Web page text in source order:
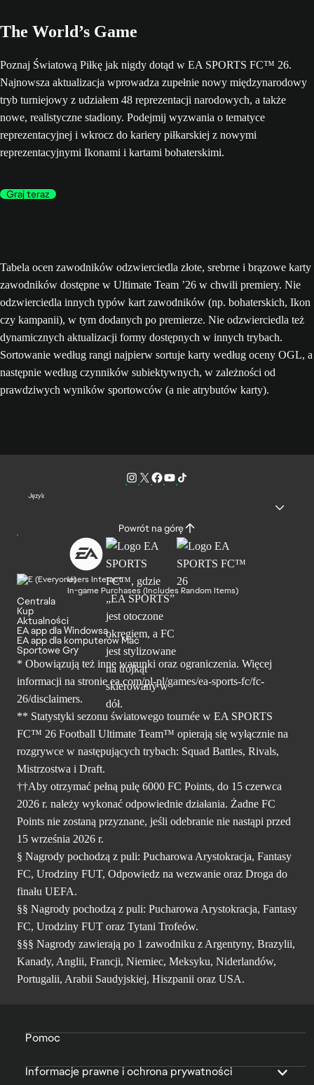
The World’s Game
Poznaj Światową Piłkę jak nigdy dotąd w EA SPORTS FC™ 26.
Najnowsza aktualizacja wprowadza zupełnie nowy międzynarodowy
tryb turniejowy z udziałem 48 reprezentacji narodowych, a także
nowe, realistyczne stadiony. Podejmij wyzwania o tematyce
reprezentacyjnej i wkrocz do kariery piłkarskiej z nowymi
reprezentacyjnymi Ikonami i kartami bohaterskimi.
Graj teraz
Tabela ocen zawodników odzwierciedla złote, srebrne i brązowe karty
zawodników dostępne w Ultimate Team ’26 w chwili premiery. Nie
odzwierciedla innych typów kart zawodników (np. bohaterskich, Ikon
czy kampanii), w tym dodanych po premierze. Nie odzwierciedla też
dynamicznych aktualizacji formy dostępnych w innych trybach.
Sortowanie według rangi najpierw sortuje karty według oceny OGL, a
następnie według czynników subiektywnych, w zależności od
prawdziwych wyników sportowców (a nie atrybutów karty).
Język
Powrót na górę
Users Interact
In-game Purchases (Includes Random Items)
Centrala
Kup
Aktualności
EA app dla Windowsa
EA app dla komputerów Mac
Sportowe Gry
* Obowiązują też inne warunki oraz ograniczenia. Więcej
informacji na stronie ea.com/pl-pl/games/ea-sports-fc/fc-
26/disclaimers.
** Statystyki sezonu światowego tournée w EA SPORTS
FC™ 26 Football Ultimate Team™ opierają się wyłącznie na
rozgrywce w następujących trybach: Squad Battles, Rivals,
Mistrzostwa i Draft.
††Aby otrzymać pełną pulę 6000 FC Points, do 15 czerwca
2026 r. należy wykonać odpowiednie działania. Żadne FC
Points nie zostaną przyznane, jeśli odebranie nie nastąpi przed
15 września 2026 r.
§ Nagrody pochodzą z puli: Pucharowa Arystokracja, Fantasy
FC, Urodziny FUT, Odpowiedz na wezwanie oraz Droga do
finału UEFA.
§§ Nagrody pochodzą z puli: Pucharowa Arystokracja, Fantasy
FC, Urodziny FUT oraz Tytani Trofeów.
§§§ Nagrody zawierają po 1 zawodniku z Argentyny, Brazylii,
Kanady, Anglii, Francji, Niemiec, Meksyku, Niderlandów,
Portugalii, Arabii Saudyjskiej, Hiszpanii oraz USA.
Pomoc
Informacje prawne i ochrona prywatności